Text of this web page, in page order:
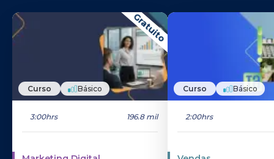
Gratuito
Curso Básico
3:00hrs 196.8 mil
Curso Básico
2:00hrs